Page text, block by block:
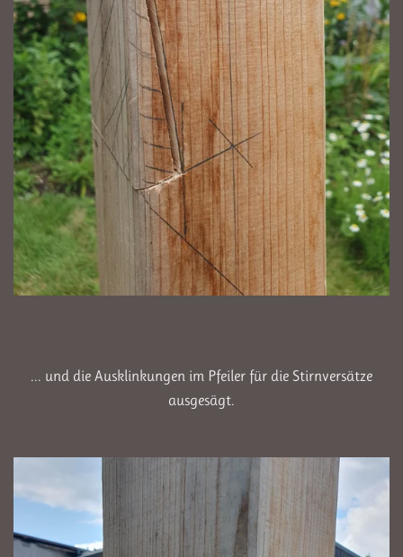
... und die Ausklinkungen im Pfeiler für die Stirnversätze
ausgesägt.